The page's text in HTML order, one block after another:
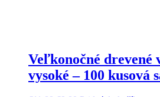
Veľkonočné drevené
vysoké – 100 kusová